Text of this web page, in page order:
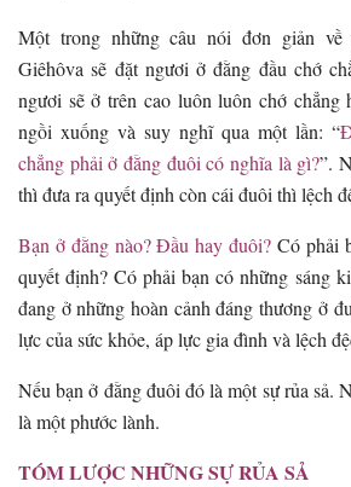
Một trong những câu nói đơn giản
Giêhôva sẽ đặt ngươi ở đằng đầu chớ
ngươi sẽ ở trên cao luôn luôn chớ chẳng
ngồi xuống và suy nghĩ qua một lần: “
chẳng phải ở đằng đuôi có nghĩa là gì?”.
thì đưa ra quyết định còn cái đuôi thì lệch
Bạn ở đằng nào? Đầu hay đuôi? Có phải
quyết định? Có phải bạn có những sáng
đang ở những hoàn cảnh đáng thương ở
lực của sức khỏe, áp lực gia đình và lệch
Nếu bạn ở đằng đuôi đó là một sự rủa sả.
là một phước lành.
TÓM LƯỢC NHỮNG SỰ RỦA SẢ